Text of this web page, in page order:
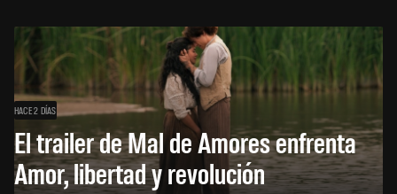
HACE 2 DÍAS
El trailer de Mal de Amores enfrenta
Amor, libertad y revolución